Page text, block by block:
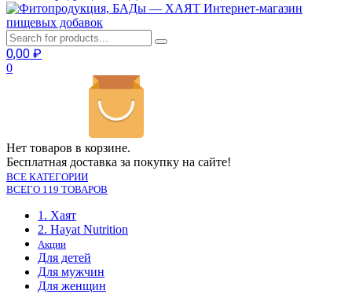
Интернет-магазин
пищевых добавок
0,00 ₽
0
Нет товаров в корзине.
Бесплатная доставка за покупку на сайте!
ВСЕ КАТЕГОРИИ
ВСЕГО 119 ТОВАРОВ
1. Хаят
2. Hayat Nutrition
Акции
Для детей
Для мужчин
Для женщин